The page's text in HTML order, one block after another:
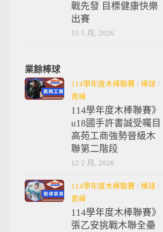
戰先發 目標健康快樂
出賽
15 5 月, 2026
業餘棒球
114學年度木棒聯賽 / 棒球 /
青棒
114學年度木棒聯賽》
u18國手許書誠受囑目
高苑工商強勢晉級木
聯第二階段
12 2 月, 2026
114學年度木棒聯賽 / 棒球 /
青棒
114學年度木棒聯賽》
張乙安挑戰木聯全壘